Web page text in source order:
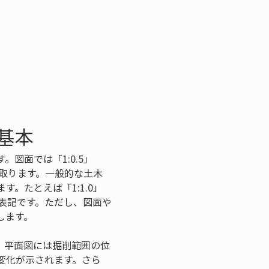
本
図面では「1:0.5」
ります。一般的な土木
。たとえば「1:1.0」
記です。ただし、図面や
す。
面図には掘削範囲の位
が示されます。さら